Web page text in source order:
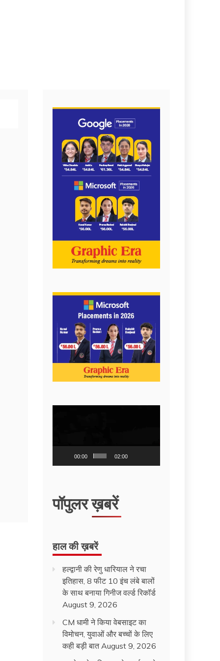
00:00 02:00
पॉपुलर ख़बरें
हाल की ख़बरें
हल्द्वानी की रेणु धारियाल ने रचा
इतिहास, 8 फीट 10 इंच लंबे बालों
के साथ बनाया गिनीज वर्ल्ड रिकॉर्ड
August 9, 2026
CM धामी ने किया वेबसाइट का
विमोचन, युवाओं और बच्चों के लिए
कही बड़ी बात August 9, 2026